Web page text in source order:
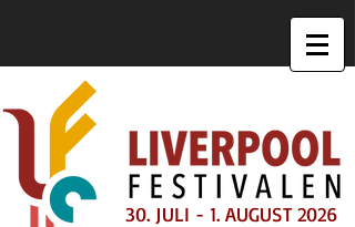
30. JULI - 1. AUGUST 2026